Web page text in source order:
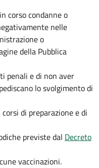
corso condanne o
nelle
o
della Pubblica
penali e di non aver
lo svolgimento di
di preparazione e di
previste dal Decreto
vaccinazioni.